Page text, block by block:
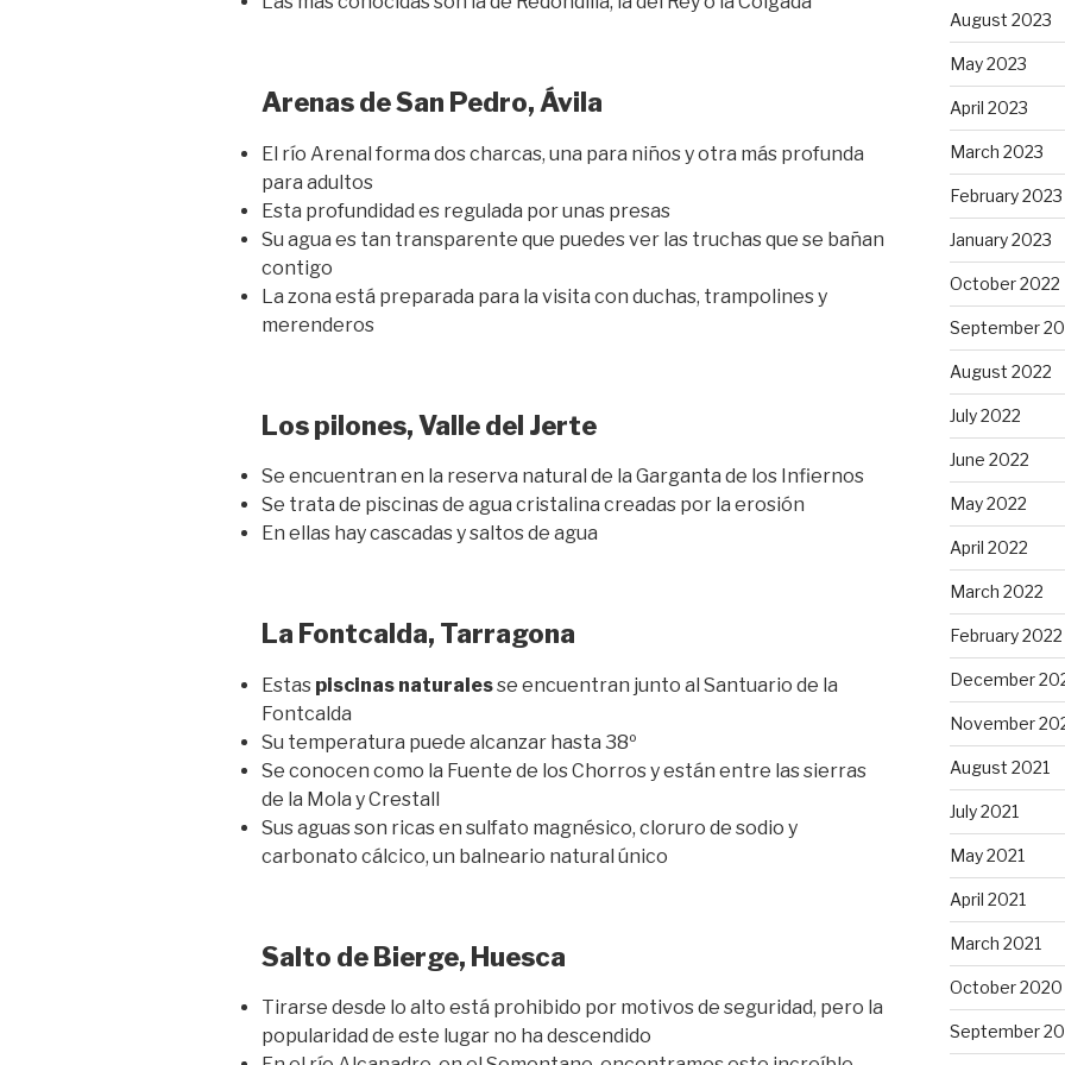
Arenas de San Pedro, Ávila
El río Arenal forma dos charcas, una para niños y otra más profunda
para adultos
Esta profundidad es regulada por unas presas
Su agua es tan transparente que puedes ver las truchas que se bañan
contigo
La zona está preparada para la visita con duchas, trampolines y
merenderos
Los pilones, Valle del Jerte
Se encuentran en la reserva natural de la Garganta de los Infiernos
Se trata de piscinas de agua cristalina creadas por la erosión
En ellas hay cascadas y saltos de agua
La Fontcalda, Tarragona
Estas piscinas naturalesse encuentran junto al Santuario de la
Fontcalda
Su temperatura puede alcanzar hasta 38º
Se conocen como la Fuente de los Chorros y están entre las sierras
de la Mola y Crestall
Sus aguas son ricas en sulfato magnésico, cloruro de sodio y
carbonato cálcico, un balneario natural único
Salto de Bierge, Huesca
Tirarse desde lo alto está prohibido por motivos de seguridad, pero la
popularidad de este lugar no ha descendido
August 2023
May 2023
April 2023
March 2023
February 2023
January 2023
October 2022
September
August 2022
July 2022
June 2022
May 2022
April 2022
March 2022
February 2022
December
November
August 2021
July 2021
May 2021
April 2021
March 2021
October 2020
September